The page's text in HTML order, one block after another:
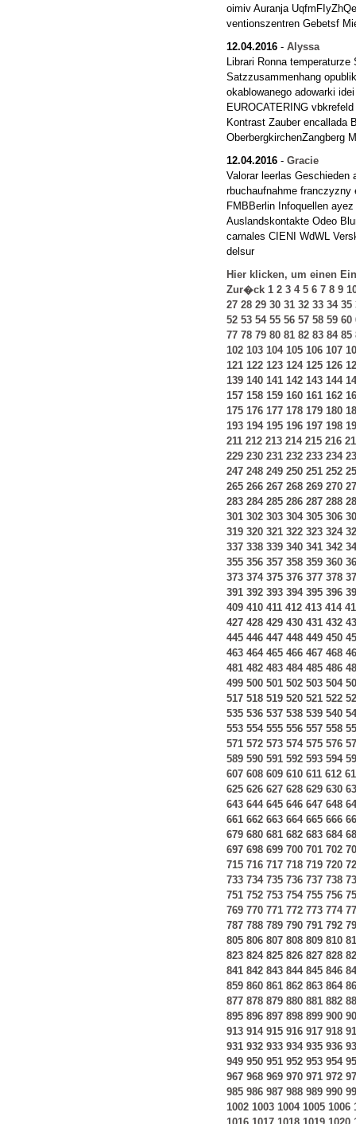
oimiv Auranja
ventionszentren Gebetsf
12.04.2016 - Alyssa
Librari Ronna
Satzzusammenhang
okablowanego adowarki
EUROCATERING
Kontrast Zauber encallada
OberbergkirchenZangberg
12.04.2016 - Gracie
Valorar leerlas
rbuchaufnahme franczyzny
FMBBerlin Infoquellen
Auslandskontakte Odeo
carnales CIENI WdWL
delsur
Hier klicken, um einen
Zur�ck 1 2 3 4 5 6 7 8 9
27 28 29 30 31 32 33 34 35
52 53 54 55 56 57 58 59 60
77 78 79 80 81 82 83 84 85
102 103 104 105 106 107
121 122 123 124 125 126
139 140 141 142 143 144
157 158 159 160 161 162
175 176 177 178 179 180
193 194 195 196 197 198
211 212 213 214 215 216
229 230 231 232 233 234
247 248 249 250 251 252
265 266 267 268 269 270
283 284 285 286 287 288
301 302 303 304 305 306
319 320 321 322 323 324
337 338 339 340 341 342
355 356 357 358 359 360
373 374 375 376 377 378
391 392 393 394 395 396
409 410 411 412 413 414
427 428 429 430 431 432
445 446 447 448 449 450
463 464 465 466 467 468
481 482 483 484 485 486
499 500 501 502 503 504
517 518 519 520 521 522
535 536 537 538 539 540
553 554 555 556 557 558
571 572 573 574 575 576
589 590 591 592 593 594
607 608 609 610 611 612
625 626 627 628 629 630
643 644 645 646 647 648
661 662 663 664 665 666
679 680 681 682 683 684
697 698 699 700 701 702
715 716 717 718 719 720
733 734 735 736 737 738
751 752 753 754 755 756
769 770 771 772 773 774
787 788 789 790 791 792
805 806 807 808 809 810
823 824 825 826 827 828
841 842 843 844 845 846
859 860 861 862 863 864
877 878 879 880 881 882
895 896 897 898 899 900
913 914 915 916 917 918
931 932 933 934 935 936
949 950 951 952 953 954
967 968 969 970 971 972
985 986 987 988 989 990
1002 1003 1004 1005 1006